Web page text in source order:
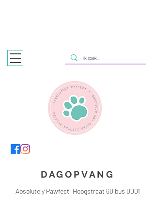
DAGOPVANG
Absolutely Pawfect, Hoogstraat 60 bus 0001